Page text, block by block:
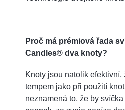
Proč má prémiová řada
Candles® dva knoty?
Knoty jsou natolik efektivní,
tempem jako při použití
neznamená to, že by